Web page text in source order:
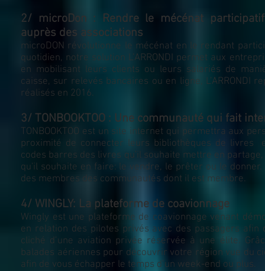
2/ microDon : Rendre le mécénat
auprès des associations
microDON révolutionne le mécénat en le rendant
quotidien, notre solution L’ARRONDI permet aux
en mobilisant leurs clients ou leurs salariés de
caisse, sur relevés bancaires ou en ligne, L’ARRONDI
réalisés en 2016.
3/ TONBOOKTOO : Une communauté qui fait
TONBOOKTOO est un site internet qui permettra aux
proximité de connecter leurs bibliothèques de livres
codes barres des livres qu'il souhaite mettre en
qu'il souhaite en faire: le vendre, le prêter ou le
des membres des communautés dont il est membre.
4/ WINGLY: La plateforme de coavionnage
Wingly est une plateforme de coavionnage venant
en relation des pilotes privés avec des passagers afin
cliché d’une aviation privée réservée à une élite.
balades aériennes pour découvrir votre région vue du
afin de vous échapper le temps d’un week-end ou plus.